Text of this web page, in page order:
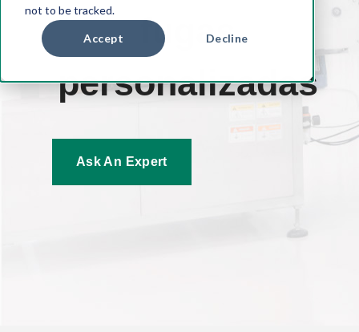
not to be tracked.
Accept Decline
fugas
personalizadas
Ask An Expert